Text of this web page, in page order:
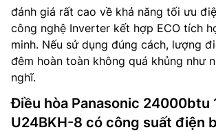
đánh giá rất cao về khả năng tối ưu
công nghệ Inverter kết hợp ECO tích
minh. Nếu sử dụng đúng cách, lượng
đêm hoàn toàn không quá khủng như
nghĩ.
Điều hòa Panasonic 24000btu
U24BKH-8 có công suất điện